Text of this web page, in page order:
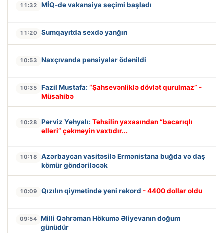
11:32 MİQ-də vakansiya seçimi başladı
11:20 Sumqayıtda sexdə yanğın
10:53 Naxçıvanda pensiyalar ödənildi
10:35 Fazil Mustafa: “Şahsevənliklə dövlət qurulmaz” -
Müsahibə
10:28 Pərviz Yəhyalı: Təhsilin yaxasından “bacarıqlı
əlləri” çəkməyin vaxtıdır...
10:18
Azərbaycan vasitəsilə Ermənistana buğda və daş
kömür göndəriləcək
10:09 Qızılın qiymətində yeni rekord - 4400 dollar oldu
09:54 Milli Qəhrəman Hökumə Əliyevanın doğum
günüdür